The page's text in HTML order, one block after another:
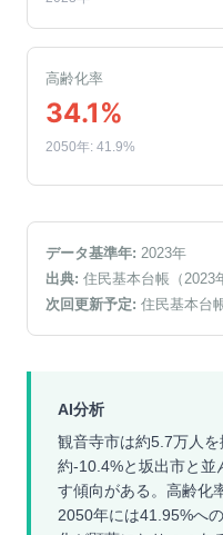
高齢化率
34.1%
2050年: 41.9%
データ基準年: 2023年
出典: 住民基本台帳（2023
次回更新予定: 住民基本台
AI分析
観音寺市は約5.7万人
約-10.4%と坂出市と並
す傾向がある。高齢化
2050年には41.95%へ